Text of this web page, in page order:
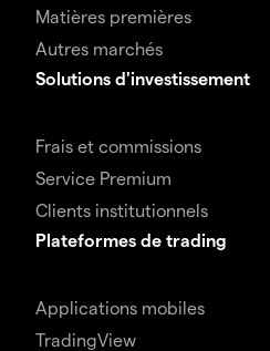
Matières premières
Autres marchés
Solutions d'investissement
Frais et commissions
Service Premium
Clients institutionnels
Plateformes de trading
Applications mobiles
TradingView